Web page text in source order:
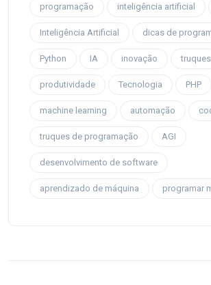
programação inteligência artificial
Inteligência Artificial dicas de
Python IA inovação truques
produtividade Tecnologia PHP
machine learning automação
truques de programação AGI
desenvolvimento de software
aprendizado de máquina programar